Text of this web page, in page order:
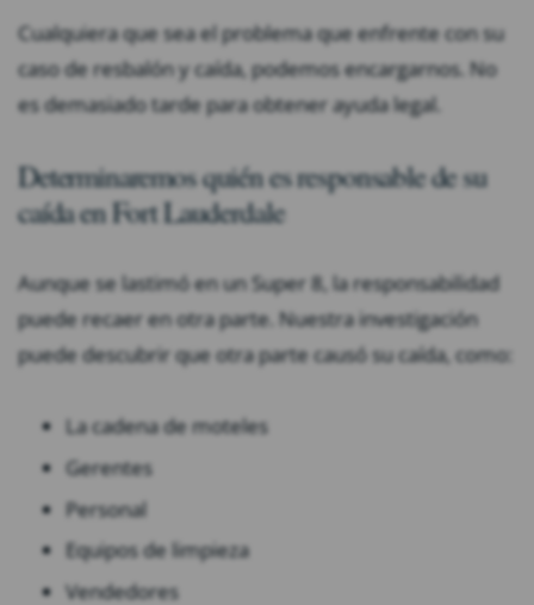
Cualquiera que sea el problema que enfrente con su
caso de resbalón y caída, podemos encargarnos. No
es demasiado tarde para obtener ayuda legal.
Determinaremos quién es responsable de su
caída en Fort Lauderdale
Aunque se lastimó en un Super 8, la responsabilidad
puede recaer en otra parte. Nuestra investigación
puede descubrir que otra parte causó su caída, como:
La cadena de moteles
Gerentes
Personal
Equipos de limpieza
Vendedores